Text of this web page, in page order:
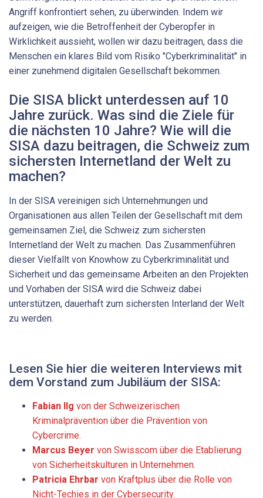
Angriff konfrontiert sehen, zu überwinden. Indem wir
aufzeigen, wie die Betroffenheit der Cyberopfer in
Wirklichkeit aussieht, wollen wir dazu beitragen, dass die
Menschen ein klares Bild vom Risiko "Cyberkriminalität" in
einer zunehmend digitalen Gesellschaft bekommen.
Die SISA blickt unterdessen auf 10
Jahre zurück. Was sind die Ziele für
die nächsten 10 Jahre? Wie will die
SISA dazu beitragen, die Schweiz zum
sichersten Internetland der Welt zu
machen?
In der SISA vereinigen sich Unternehmungen und
Organisationen aus allen Teilen der Gesellschaft mit dem
gemeinsamen Ziel, die Schweiz zum sichersten
Internetland der Welt zu machen. Das Zusammenführen
dieser Vielfallt von Knowhow zu Cyberkriminalität und
Sicherheit und das gemeinsame Arbeiten an den Projekten
und Vorhaben der SISA wird die Schweiz dabei
unterstützen, dauerhaft zum sichersten Interland der Welt
zu werden.
Lesen Sie hier die weiteren Interviews mit
dem Vorstand zum Jubiläum der SISA:
Fabian Ilg von der Schweizerischen
Kriminalprävention über die Prävention von
Cybercrime.
Marcus Beyer von Swisscom über die Etablierung
von Sicherheitskulturen in Unternehmen.
Patricia Ehrbar von Kraftplus über die Rolle von
Nicht-Techies in der Cybersecurity.